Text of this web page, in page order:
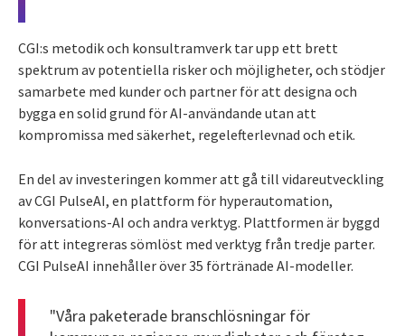
CGI:s metodik och konsultramverk tar upp ett brett
spektrum av potentiella risker och möjligheter, och stödjer
samarbete med kunder och partner för att designa och
bygga en solid grund för AI-användande utan att
kompromissa med säkerhet, regelefterlevnad och etik.
En del av investeringen kommer att gå till vidareutveckling
av CGI PulseAI, en plattform för hyperautomation,
konversations-AI och andra verktyg. Plattformen är byggd
för att integreras sömlöst med verktyg från tredje parter.
CGI PulseAI innehåller över 35 förtränade AI-modeller.
"Våra paketerade branschlösningar för